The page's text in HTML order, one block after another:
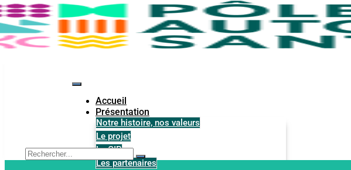
Accueil
Présentation
Notre histoire, nos valeurs
Le projet
Le GIP
Les partenaires